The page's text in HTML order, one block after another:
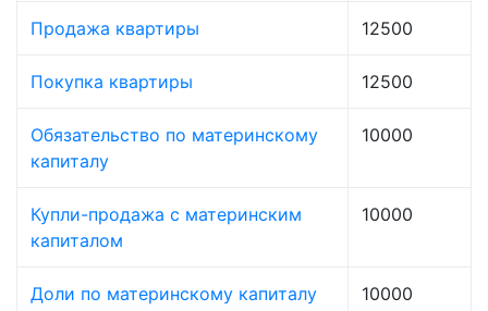
Продажа квартиры 12500
Покупка квартиры 12500
Обязательство по материнскому
капиталу
10000
Купли-продажа с материнским
капиталом
10000
Доли по материнскому капиталу 10000